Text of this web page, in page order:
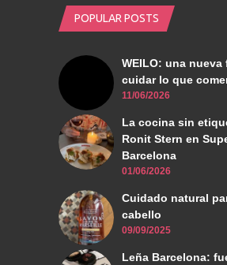
POPULAR POSTS
WEILO: una nueva
cuidar lo que
11/06/2026
La cocina sin
Ronit Stern en
Barcelona
01/06/2026
Cuidado natural
cabello
09/09/2025
Leña Barcelona: